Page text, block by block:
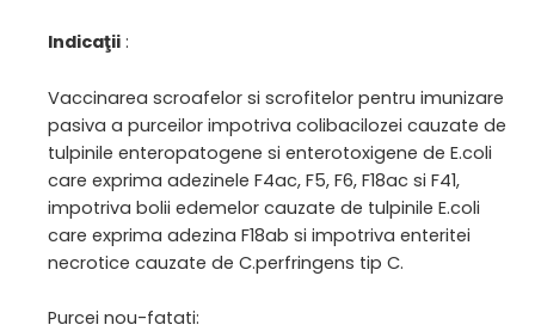
Indicaţii :
Vaccinarea scroafelor si scrofitelor pentru imunizare
pasiva a purceilor impotriva colibacilozei cauzate de
tulpinile enteropatogene si enterotoxigene de E.coli
care exprima adezinele F4ac, F5, F6, F18ac si F41,
impotriva bolii edemelor cauzate de tulpinile E.coli
care exprima adezina F18ab si impotriva enteritei
necrotice cauzate de C.perfringens tip C.
Purcei nou-fatati: